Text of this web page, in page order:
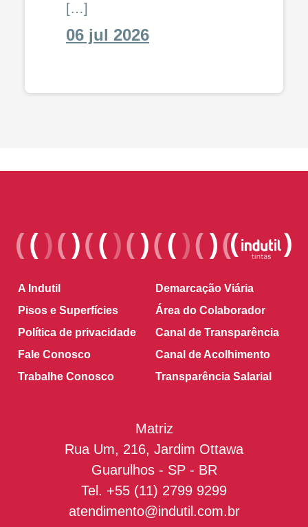
[…]
06 jul 2026
A Indutil
Demarcação Viária
Pisos e Superfícies
Área do Colaborador
Política de privacidade
Canal de Transparência
Fale Conosco
Canal de Acolhimento
Trabalhe Conosco
Transparência Salarial
Matriz
Rua Um, 216, Jardim Ottawa
Guarulhos - SP - BR
Tel. +55 (11) 2799 9299
atendimento@indutil.com.br